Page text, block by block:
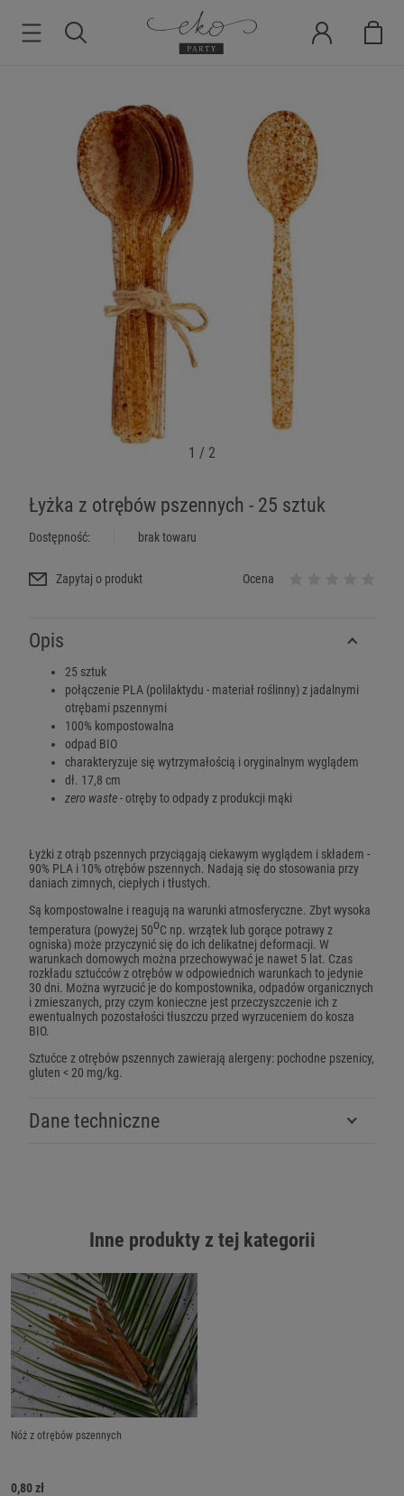
1 / 2
Łyżka z otrębów pszennych - 25 sztuk
Dostępność: brak towaru
Zapytaj o produkt Ocena
Opis
25 sztuk
połączenie PLA (polilaktydu - materiał roślinny) z jadalnymi
otrębami pszennymi
100% kompostowalna
odpad BIO
charakteryzuje się wytrzymałością i oryginalnym wyglądem
dł. 17,8 cm
zero waste- otręby to odpady z produkcji mąki
Łyżki z otrąb pszennych przyciągają ciekawym wyglądem i składem -
90% PLA i 10% otrębów pszennych. Nadają się do stosowania przy
daniach zimnych, ciepłych i tłustych.
Są kompostowalne i reagują na warunki atmosferyczne. Zbyt wysoka
temperatura (powyżej 50oC np. wrzątek lub gorące potrawy z
ogniska) może przyczynić się do ich delikatnej deformacji. W
warunkach domowych można przechowywać je nawet 5 lat. Czas
rozkładu sztućców z otrębów w odpowiednich warunkach to jedynie
30 dni. Można wyrzucić je do kompostownika, odpadów organicznych
i zmieszanych, przy czym konieczne jest przeczyszczenie ich z
ewentualnych pozostałości tłuszczu przed wyrzuceniem do kosza
BIO.
Sztućce z otrębów pszennych zawierają alergeny: pochodne pszenicy,
gluten < 20 mg/kg.
Dane techniczne
Inne produkty z tej kategorii
Nóż z otrębów pszennych
0,80 zł